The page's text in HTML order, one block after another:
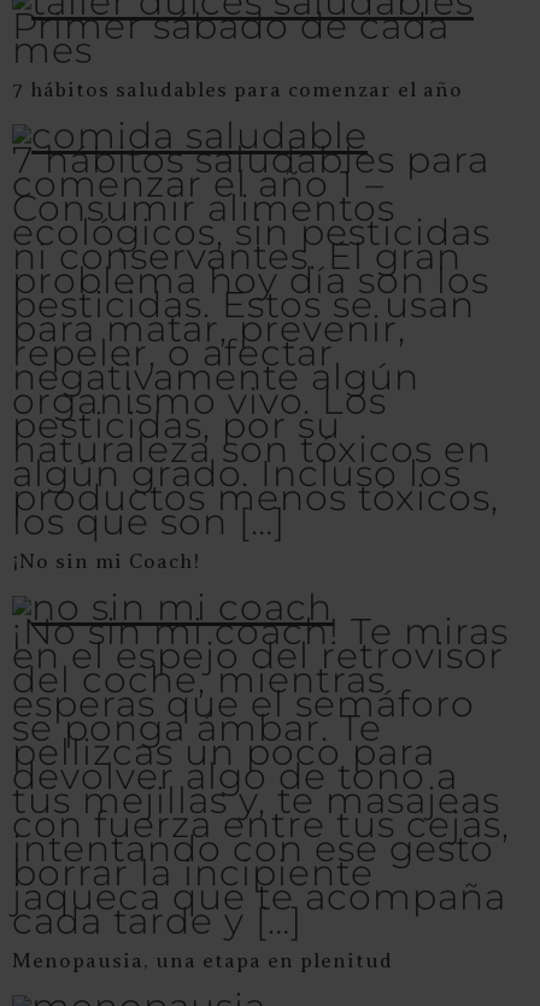
Primer sábado de cada
mes
7 hábitos saludables para comenzar el año
7 hábitos saludables para
comenzar el año 1 –
Consumir alimentos
ecológicos, sin pesticidas
ni conservantes. El gran
problema hoy día son los
pesticidas. Estos se usan
para matar, prevenir,
repeler, o afectar
negativamente algún
organismo vivo. Los
pesticidas, por su
naturaleza son tóxicos en
algún grado. Incluso los
productos menos tóxicos,
los que son […]
¡No sin mi Coach!
¡No sin mi coach! Te miras
en el espejo del retrovisor
del coche, mientras
esperas que el semáforo
se ponga ámbar. Te
pellizcas un poco para
devolver algo de tono a
tus mejillas y, te masajeas
con fuerza entre tus cejas,
intentando con ese gesto
borrar la incipiente
jaqueca que te acompaña
cada tarde y […]
Menopausia, una etapa en plenitud